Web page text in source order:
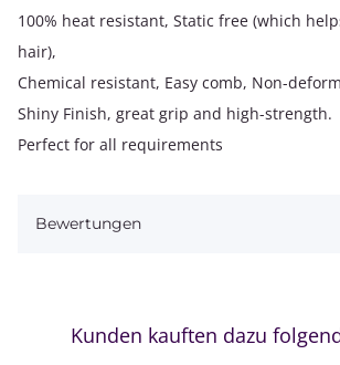
100% heat resistant, Static free (which
hair),
Chemical resistant, Easy comb, Non-
Shiny Finish, great grip and high-strength.
Perfect for all requirements
Bewertungen
Kunden kauften dazu